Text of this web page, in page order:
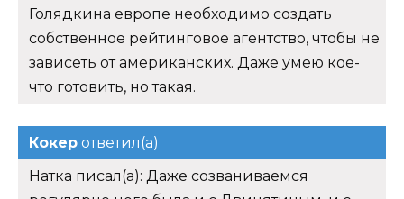
Голядкина европе необходимо создать
собственное рейтинговое агентство, чтобы не
зависеть от американских. Даже умею кое-
что готовить, но такая.
Кокер ответил(а)
Натка писал(а): Даже созваниваемся